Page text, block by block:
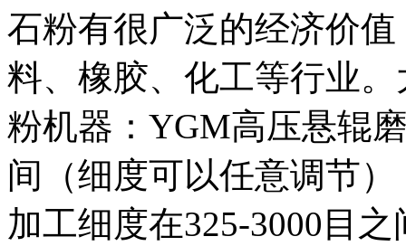
石粉有很广泛的经济价
料、橡胶、化工等行业
粉机器：YGM高压悬辊
间（细度可以任意调节
加工细度在325-3000目